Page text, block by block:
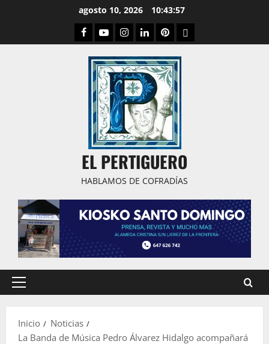
agosto 10, 2026 10:43:58
Facebook
YoutubeInstagram
LinkedPinterestDribbble
EL PERTIGUERO
HABLAMOS DE COFRADÍAS
Menú
Inicio
Noticias
La Banda de Música Pedro Álvarez Hidalgo acompañará